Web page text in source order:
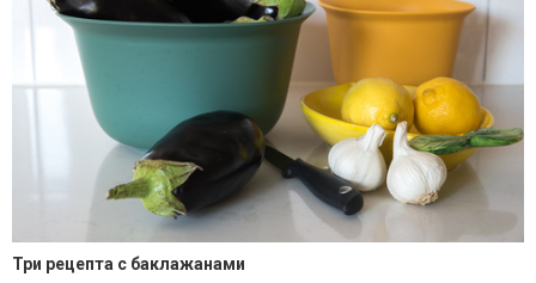
Три рецепта с баклажанами